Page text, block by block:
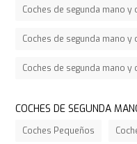
Coches de segunda mano y
Coches de segunda mano y
Coches de segunda mano y
COCHES DE SEGUNDA
Coches Pequeños